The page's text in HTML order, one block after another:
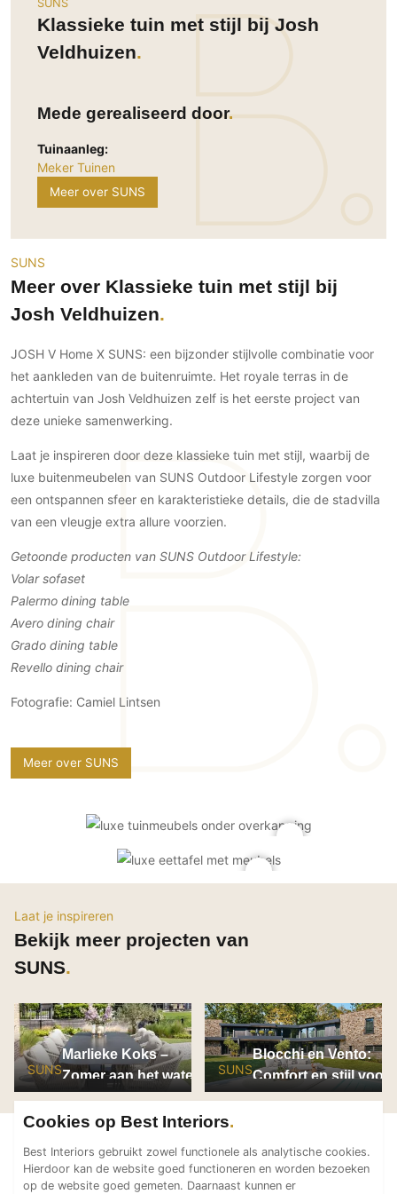
Woondecoratie
Inrichting
Bedden
Verlichting
Haarden
Interieurbouw
Trappen
Keuken
Keukenapparatuur
Keukenaccessoires
Ramen en deuren
Binnendeuren
Houten deuren
Stalen deuren
Deurbeslag
Raambeslag
Vloeren
PVC vloeren
Vloerkleden
Afwerking
Beton Ciré
Behang / Wandtextiel
Natuursteen en keramiek
Leer
Schilderwerk
Spuitwerk
Ramen
Buitendeuren
Deursystemen
Vouwwanden
Zonwering
Zonwering
Autolift
Gevel
Gevelbekleding
Gevelstenen
Houten gevelbekleding
Stucwerk
Schilderwerk buiten
Tuinmeubelen
Hekwerken en poorten
Zwemmen
Tuin wellness
Buitenvloeren
Houten buitenvloeren
Vlonders
Kinderkamer
Toilet
Wellness
Werkkamer
Wijnkelder
Buitenkijken
Bijgebouw / Poolhouse
Terrasoverkapping
Villa
Zwembad
Horeca
SUNS
Klassieke tuin met stijl bij Josh
Veldhuizen
Mede gerealiseerd door
Tuinaanleg:
Meker Tuinen
Meer over SUNS
SUNS
Meer over Klassieke tuin met stijl bij
Josh Veldhuizen
JOSH V Home X SUNS: een bijzonder stijlvolle combinatie voor
het aankleden van de buitenruimte. Het royale terras in de
achtertuin van Josh Veldhuizen zelf is het eerste project van
deze unieke samenwerking.
Laat je inspireren door deze klassieke tuin met stijl, waarbij de
luxe buitenmeubelen van SUNS Outdoor Lifestyle zorgen voor
een ontspannen sfeer en karakteristieke details, die de stadvilla
van een vleugje extra allure voorzien.
Getoonde producten van SUNS Outdoor Lifestyle:
Volar sofaset
Palermo dining table
Avero dining chair
Grado dining table
Revello dining chair
Fotografie: Camiel Lintsen
Meer over SUNS
Laat je inspireren
Bekijk meer projecten van
SUNS
SUNS
Marlieke Koks –
Zomer aan het water
SUNS
Blocchi en Vento:
Comfort en stijl voor
buiten
Cookies op Best Interiors
Best Interiors gebruikt zowel functionele als analytische cookies.
Hierdoor kan de website goed functioneren en worden bezoeken
op de website goed gemeten. Daarnaast kunnen er